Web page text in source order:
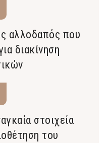
αλλοδαπός που
διακίνηση
στοιχεία
του